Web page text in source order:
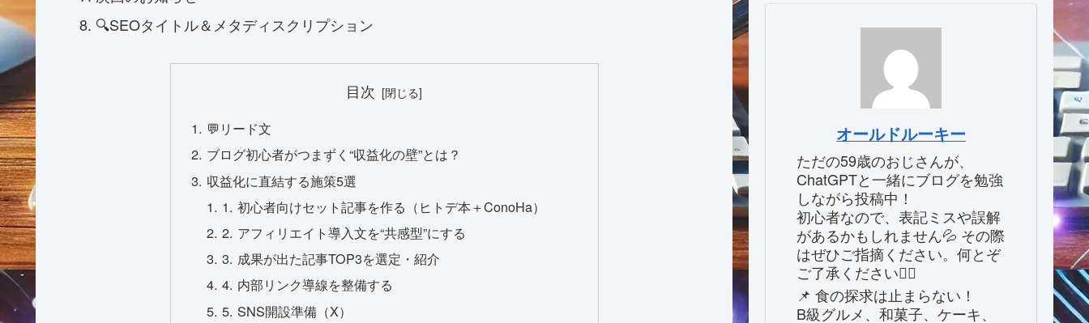
🔍SEOタイトル＆メタディスクリプション
目次
💬リード文
ブログ初心者がつまずく“収益化の壁”とは？
収益化に直結する施策5選
1. 初心者向けセット記事を作る（ヒトデ本＋ConoHa）
2. アフィリエイト導入文を“共感型”にする
3. 成果が出た記事TOP3を選定・紹介
4. 内部リンク導線を整備する
5. SNS開設準備（X）
オールドルーキー
ただの59歳のおじさんが、
ChatGPTと一緒にブログを勉強
しながら投稿中！
初心者なので、表記ミスや誤解
があるかもしれません💦 その際
はぜひご指摘ください。何とぞ
ご了承ください🙇‍♂️
📌 食の探求は止まらない！
B級グルメ、和菓子、ケーキ、